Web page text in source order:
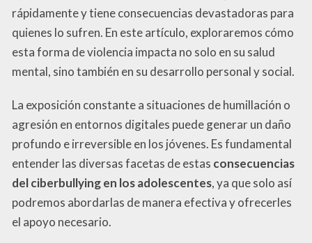
rápidamente y tiene consecuencias devastadoras para
quienes lo sufren. En este artículo, exploraremos cómo
esta forma de violencia impacta no solo en su salud
mental, sino también en su desarrollo personal y social.
La exposición constante a situaciones de humillación o
agresión en entornos digitales puede generar un daño
profundo e irreversible en los jóvenes. Es fundamental
entender las diversas facetas de estas consecuencias
del ciberbullying en los adolescentes, ya que solo así
podremos abordarlas de manera efectiva y ofrecerles
el apoyo necesario.